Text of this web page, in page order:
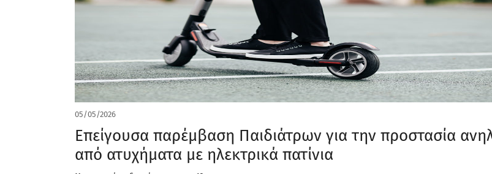
05/05/2026
Επείγουσα παρέμβαση Παιδιάτρων για την προστασία
από ατυχήματα µε ηλεκτρικά πατίνια